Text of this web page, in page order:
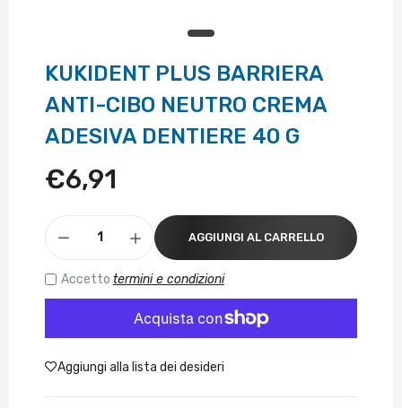
KUKIDENT PLUS BARRIERA
ANTI-CIBO NEUTRO CREMA
ADESIVA DENTIERE 40 G
€6,91
AGGIUNGI AL CARRELLO
Accetto termini e condizioni
Aggiungi alla lista dei desideri